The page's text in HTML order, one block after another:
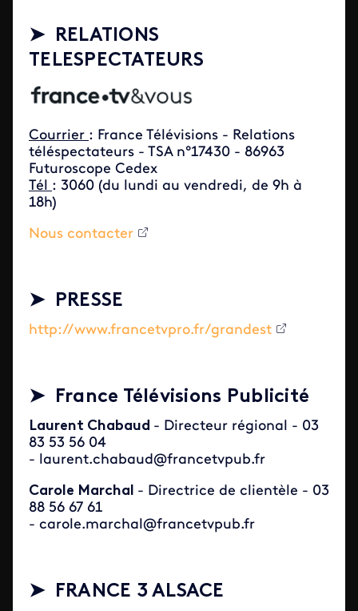
➤ RELATIONS
TELESPECTATEURS
Courrier : France Télévisions - Relations
téléspectateurs - TSA n°17430 - 86963
Futuroscope Cedex
Tél : 3060 (du lundi au vendredi, de 9h à
18h)
Nous contacter
➤ PRESSE
http://www.francetvpro.fr/grandest
➤ France Télévisions Publicité
Laurent Chabaud - Directeur régional - 03
83 53 56 04
- laurent.chabaud@francetvpub.fr
Carole Marchal - Directrice de clientèle - 03
88 56 67 61
- carole.marchal@francetvpub.fr
➤ FRANCE 3 ALSACE